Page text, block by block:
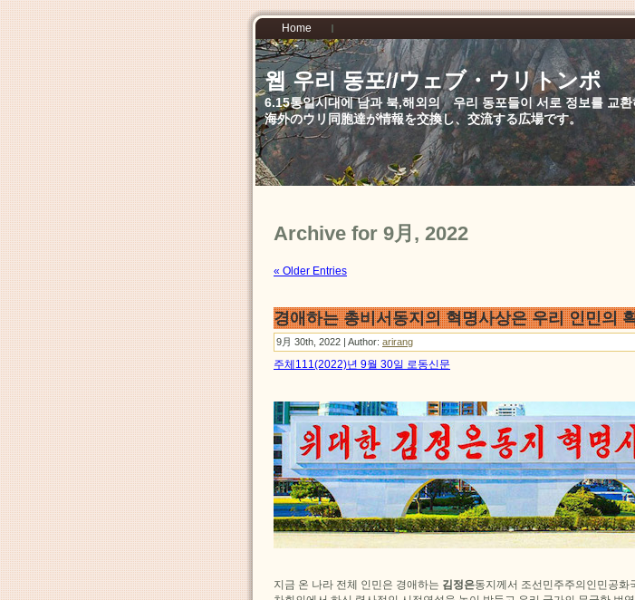
Home
웹 우리 동포//ウェブ・ウリトンポ
6.15통일시대에 남과 북,해외의 우리 동포들이 서로 정보를 교
海外のウリ同胞達が情報を交換し、交流する広場です。
Archive for 9月, 2022
« Older Entries
경애하는 총비서동지의 혁명사상은 우리 인민의
9月 30th, 2022 | Author: arirang
주체111(2022)년 9월 30일 로동신문
지금 온 나라 전체 인민은 경애하는 김정은동지께서 조선민주주의인민공화